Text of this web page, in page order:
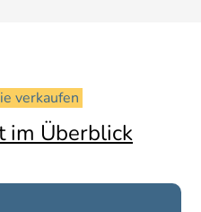
verkaufen
im Überblick